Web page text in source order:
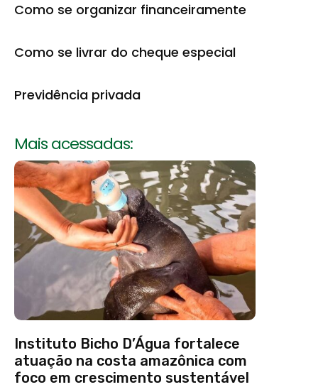
Como se organizar financeiramente
Como se livrar do cheque especial
Previdência privada
Mais acessadas:
Instituto Bicho D’Água fortalece
atuação na costa amazônica com
foco em crescimento sustentável